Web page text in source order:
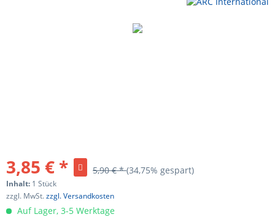
3,85 € * 5,90 € *(34,75% gespart)
Inhalt: 1 Stück
zzgl. MwSt.zzgl. Versandkosten
Auf Lager, 3-5 Werktage